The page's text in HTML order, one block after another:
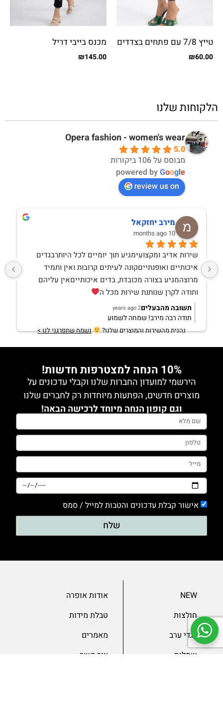
טייץ 7/8 עם פתחים בצדדים
₪60.00
מכנס בייבי דריל
₪145.00
הלקוחות שלנו
Opera fashion - women's wear
5.0
מבוסס על 106 ביקורות
powered byGoogle
review us on
מירב יחזקאל
10 months ago
ותודה לקרן שנותנת שירות מכל ה
תשובה מהבעלים2 years ago
תודה רבה מירב! שמחה לשמוע
נהנית מהשירות והמוצרים שלנו? נשמח שתפרגני לנו >
10% הנחה למצטרפות חדשות!
הירשמי למועדון החברות שלנו וקבלי עדכונים על
מוצרים חדשים, הפתעות מיוחדות רק לחברים שלנו
וגם קופון הנחה מיוחד לרכישה הבאה!
אישור קבלת עדכונים והטבות למייל / סמס
שלח
NEW
חולצות
בגדי ערב
שמלות
אודות אופרה
טבלת מידות
מאמרים
צור קשר